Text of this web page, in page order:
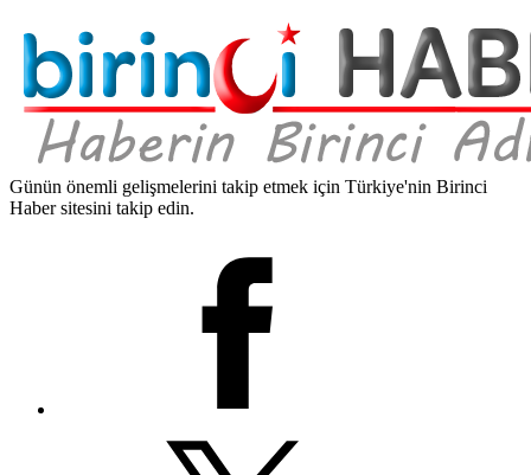
Günün önemli gelişmelerini takip etmek için Türkiye'nin Birinci
Haber sitesini takip edin.